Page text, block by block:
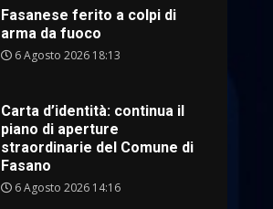
Carta d’identità: continua il
piano di aperture
straordinarie del Comune di
Grazia Neglia, coordinatrice
cittadina di Fratelli d’Italia,
pronta a tornare in Consiglio
comunale